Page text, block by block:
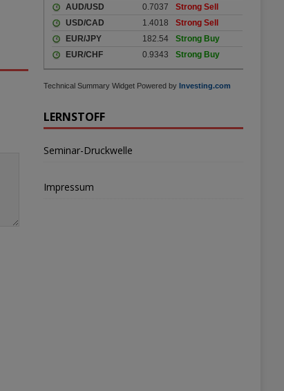
Technical Summary Widget Powered by Investing.com
LERNSTOFF
Seminar-Druckwelle
Impressum